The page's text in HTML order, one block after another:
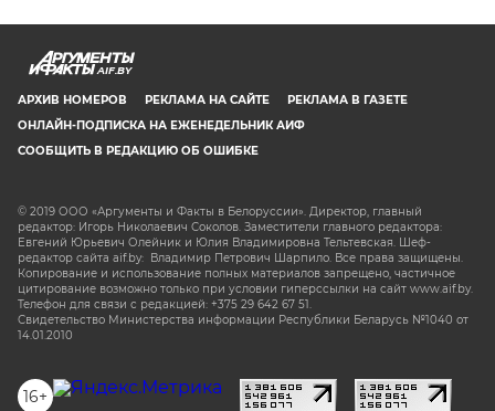
AIF.BY
АРХИВ НОМЕРОВ РЕКЛАМА НА САЙТЕ
РЕКЛАМА В ГАЗЕТЕ
ОНЛАЙН-ПОДПИСКА НА ЕЖЕНЕДЕЛЬНИК АИФ
СООБЩИТЬ В РЕДАКЦИЮ ОБ ОШИБКЕ
© 2019 ООО «Аргументы и Факты в Белоруссии». Директор, главный
редактор: Игорь Николаевич Соколов. Заместители главного редактора:
Евгений Юрьевич Олейник и Юлия Владимировна Тельтевская. Шеф-
редактор сайта aif.by: Владимир Петрович Шарпило. Все права защищены.
Копирование и использование полных материалов запрещено, частичное
цитирование возможно только при условии гиперссылки на сайт www.aif.by.
Телефон для связи с редакцией: +375 29 642 67 51.
Свидетельство Министерства информации Республики Беларусь №1040 от
14.01.2010
16+